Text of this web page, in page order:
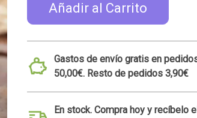
Añadir al Carrito
Gastos de envío gratis en
50,00€. Resto de pedidos 3,90€
En stock. Compra hoy y recíbelo